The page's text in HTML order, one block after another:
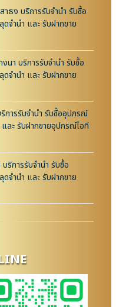
าธง บริการรับจำนำ รับซื้อ
จำนำ และ รับฝากขาย
นา บริการรับจำนำ รับซื้อ
จำนำ และ รับฝากขาย
การรับจำนำ รับซื้ออุปกรณ์
ละ รับฝากขายอุปกรณ์ไอที
ริการรับจำนำ รับซื้อ
จำนำ และ รับฝากขาย